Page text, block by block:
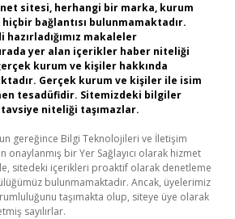
sitesi, herhangi bir marka, kurum
bağlantısı bulunmamaktadır.
hazırladığımız makaleler
yer alan içerikler haber niteliği
kurum ve kişiler hakkında
Gerçek kurum ve kişiler ile isim
tesadüfidir. Sitemizdeki bilgiler
niteliği taşımazlar.
gereğince Bilgi Teknolojileri ve İletişim
onaylanmış bir Yer Sağlayıcı olarak hizmet
sitedeki içerikleri proaktif olarak denetleme
bulunmamaktadır. Ancak, üyelerimiz
taşımakta olup, siteye üye olarak
sayılırlar.